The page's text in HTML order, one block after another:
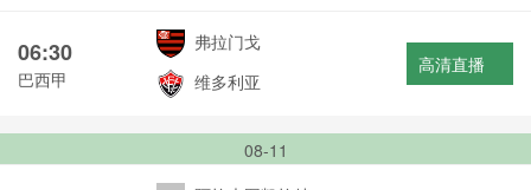
06:30
巴西甲
弗拉门戈
维多利亚
高清直播
08-11